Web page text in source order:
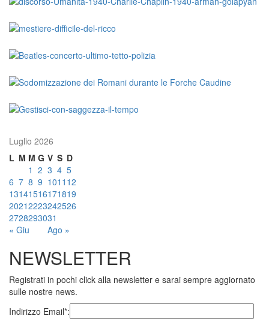
Luglio 2026
L M M G V S D
« Giu Ago »
1 2 3 4 5
6 7 8 9 1011 12
13141516171819
20212223242526
2728293031
NEWSLETTER
Registrati in pochi click alla newsletter e sarai sempre aggiornato
sulle nostre news.
Indirizzo Email*: